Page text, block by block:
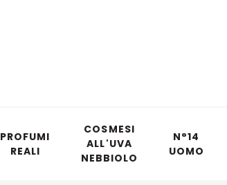
PROFUMI
REALI
COSMESI
ALL'UVA
NEBBIOLO
N°14
UOMO